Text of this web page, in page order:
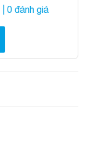
| 0 đánh giá